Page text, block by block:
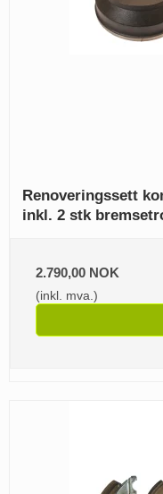
Renoveringssett
inkl. 2 stk
2.790,00 NOK
(inkl. mva.)